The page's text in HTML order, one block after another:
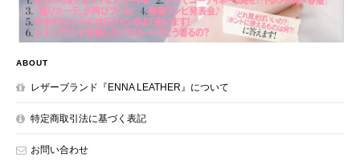
ABOUT
レザーブランド『ENNA LEATHER』について
特定商取引法に基づく表記
お問い合わせ